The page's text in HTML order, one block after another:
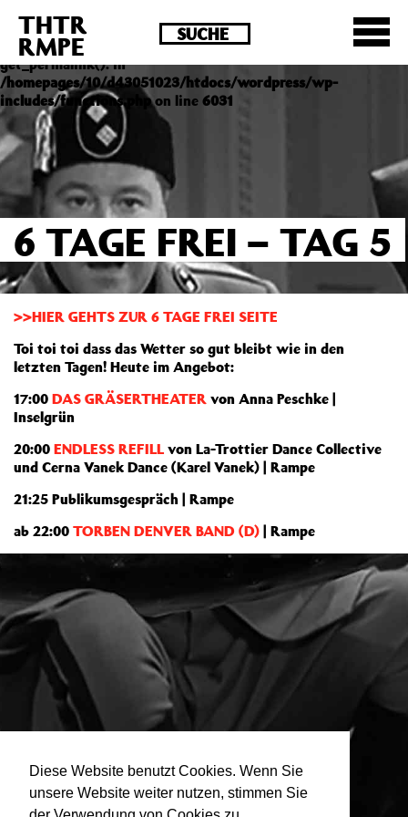
Diese Website benutzt Cookies. Wenn Sie
unsere Website weiter nutzen, stimmen Sie
Deprecated : Die Funktion post_permalink ist seit
Version 4.4.0 veraltet! Verwende stattdessen
get_permalink(). in
/homepages/10/d43051023/htdocs/wordpress/wp-
includes/functions.phpon line 6031
THTR
RMPE
6 TAGE FREI – TAG 5
>>HIER GEHTS ZUR 6 TAGE FREI SEITE
Toi toi toi dass das Wetter so gut bleibt wie in den
letzten Tagen! Heute im Angebot:
17:00 DAS GRÄSERTHEATER von Anna Peschke |
Inselgrün
20:00 ENDLESS REFILL von La-Trottier Dance Collective
und Cerna Vanek Dance (Karel Vanek) | Rampe
21:25 Publikumsgespräch | Rampe
ab 22:00 TORBEN DENVER BAND (D) | Rampe